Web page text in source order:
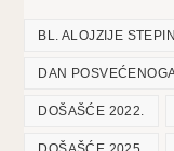
BL. ALOJZIJE
DAN
DOŠAŠĆE 2022.